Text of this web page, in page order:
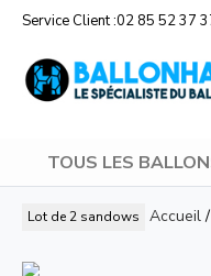
Service Client :02 85 52 37
TOUS LES
Lot de 2 sandows Accueil/